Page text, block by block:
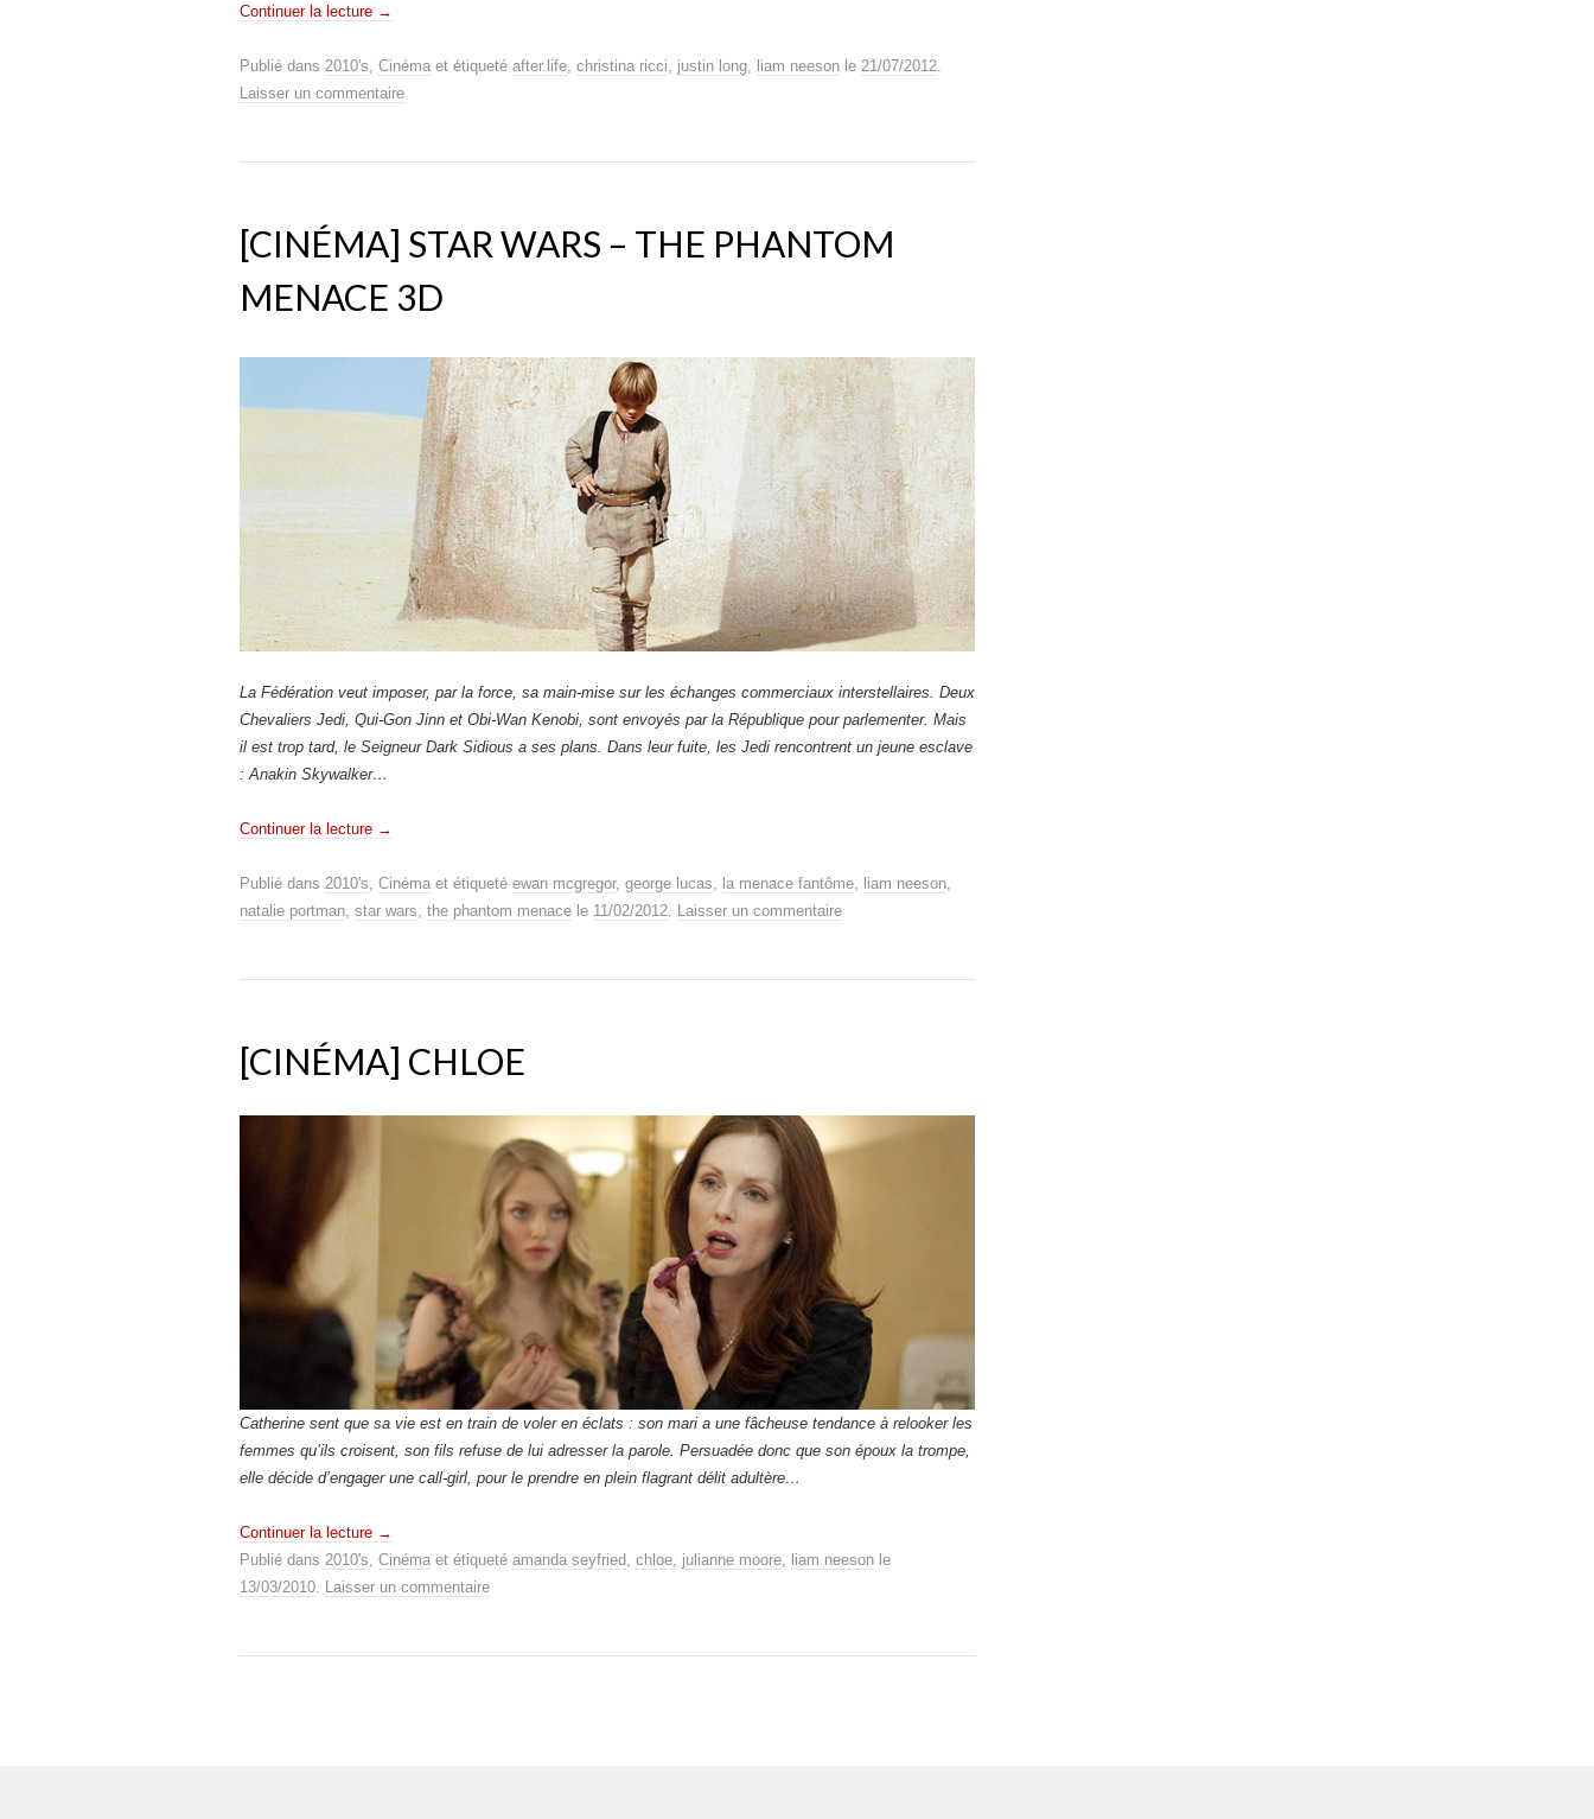
Continuer la lecture →
Publié dans 2010's Cinéma et étiqueté after.life christina ricci justin long liam neeson le 21/07/2012
Laisser un commentaire
[CINÉMA] STAR WARS – THE PHANTOM
MENACE 3D
La Fédération veut imposer, par la force, sa main-mise sur les échanges commerciaux interstellaires. Deux
Chevaliers Jedi, Qui-Gon Jinn et Obi-Wan Kenobi, sont envoyés par la République pour parlementer. Mais
il est trop tard, le Seigneur Dark Sidious a ses plans. Dans leur fuite, les Jedi rencontrent un jeune esclave
: Anakin Skywalker…
Continuer la lecture →
Publié dans 2010's Cinéma et étiqueté ewan mcgregor, george lucas la menace fantôme liam neeson
natalie portman star wars the phantom menace le 11/02/2012 Laisser un commentaire
[CINÉMA] CHLOE
Catherine sent que sa vie est en train de voler en éclats : son mari a une fâcheuse tendance à relooker les
femmes qu’ils croisent, son fils refuse de lui adresser la parole. Persuadée donc que son époux la trompe,
elle décide d’engager une call-girl, pour le prendre en plein flagrant délit adultère…
Continuer la lecture →
Publié dans 2010's Cinéma et étiqueté amanda seyfried chloe julianne moore liam neeson le
13/03/2010
Laisser un commentaire